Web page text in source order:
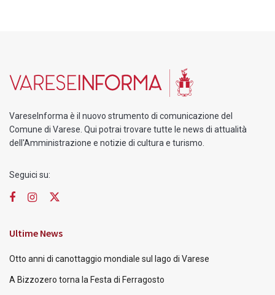
VareseInforma è il nuovo strumento di comunicazione del
Comune di Varese. Qui potrai trovare tutte le news di attualità
dell'Amministrazione e notizie di cultura e turismo.
Seguici su:
Ultime News
Otto anni di canottaggio mondiale sul lago di Varese
A Bizzozero torna la Festa di Ferragosto